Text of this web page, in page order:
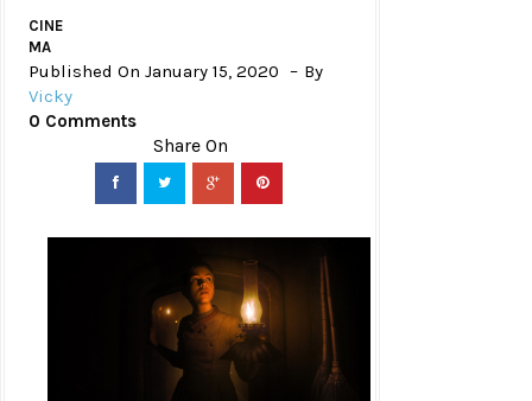
CINE
MA
Published On January 15, 2020
By
Vicky
0 Comments